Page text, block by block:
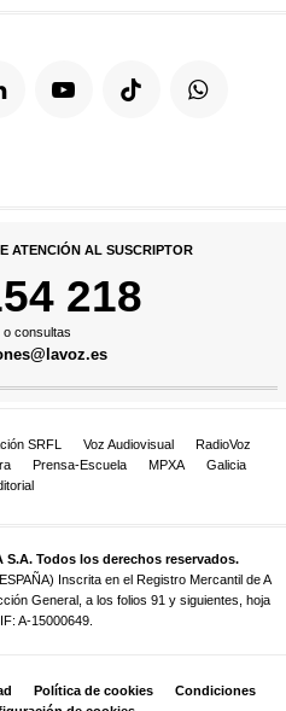
ATENCIÓN AL SUSCRIPTOR
218
o consultas
SRFL Voz Audiovisual
RadioVoz
Prensa-Escuela MPXA
Galicia
Todos los derechos reservados.
Inscrita en el Registro Mercantil de A
General, a los folios 91 y siguientes, hoja
A-15000649.
Política de cookies
Condiciones